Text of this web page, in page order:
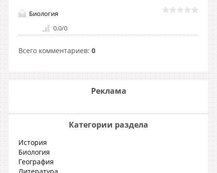
Биология
0.0/0
Всего комментариев: 0
Реклама
Категории раздела
История
Биология
География